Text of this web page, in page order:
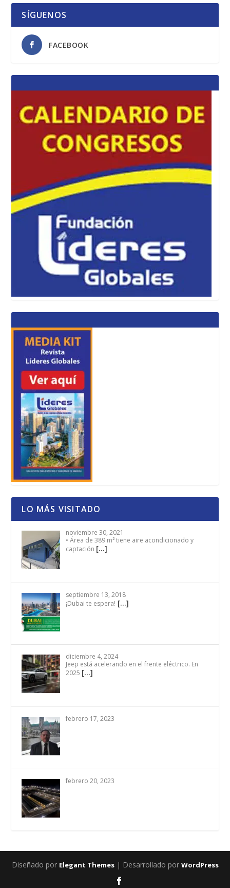
SÍGUENOS
FACEBOOK
LO MÁS VISITADO
noviembre 30, 2021
• Área de 389 m² tiene aire acondicionado y
captación […]
septiembre 13, 2018
¡Dubai te espera! […]
diciembre 4, 2024
Jeep está acelerando en el frente eléctrico. En
2025 […]
febrero 17, 2023
febrero 20, 2023
Diseñado por Elegant Themes| Desarrollado por WordPress